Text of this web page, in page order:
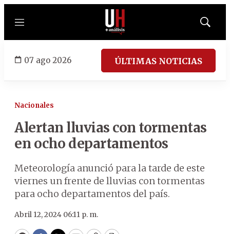
Menú
Mostrar
07 ago 2026 ÚLTIMAS NOTICIAS
Nacionales
Alertan lluvias con tormentas
en ocho departamentos
Meteorología anunció para la tarde de este
viernes un frente de lluvias con tormentas
para ocho departamentos del país.
Abril 12, 2024 06:11 p. m.